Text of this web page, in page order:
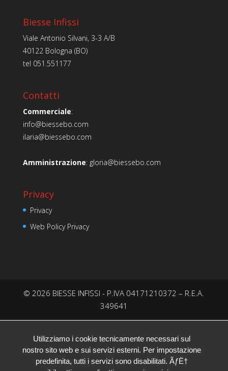
Biesse Infissi
Viale Antonio Silvani, 3-3 A/B
40122 Bologna (BO)
tel 051.551177
Contatti
Commerciale:
info@biessebo.com
ilaria@biessebo.com
Amministrazione: gloria@biessebo.com
Privacy
Privacy
Web Policy Privacy
© 2026 BIESSE INFISSI - P.IVA 04171210372 – R.E.A.
349641
Utilizziamo i cookie tecnicamente necessari sul
nostro sito web e sui servizi esterni. Per impostazione
predefinita, tutti i servizi sono disabilitati. ÃƒË†